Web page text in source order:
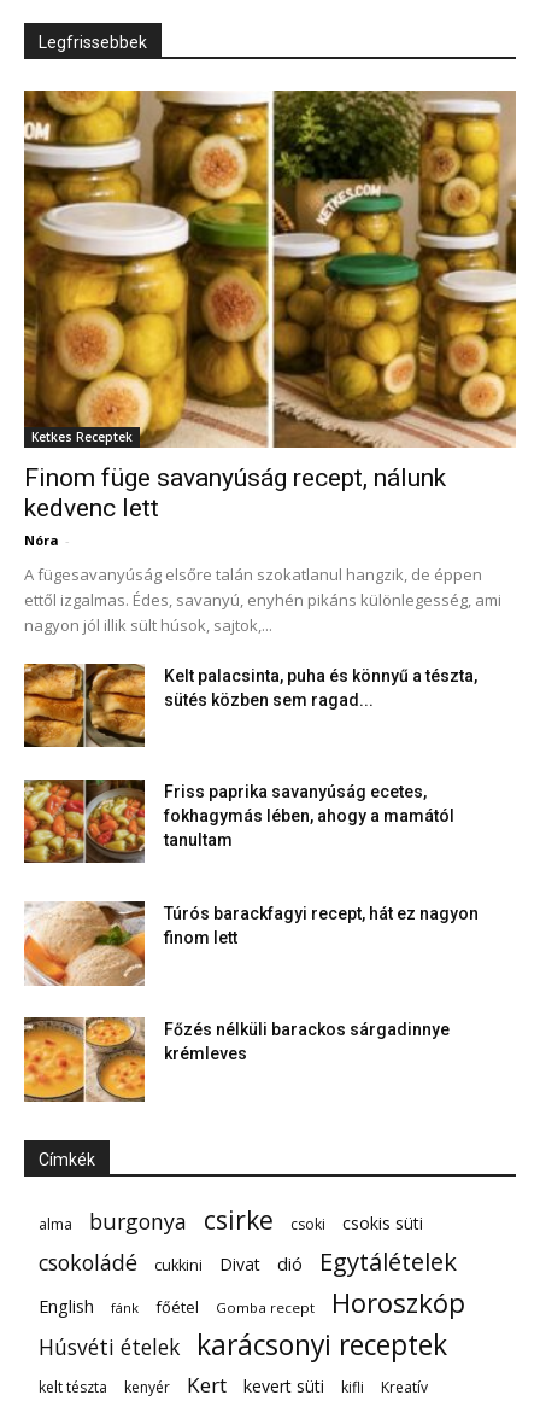
Legfrissebbek
Ketkes Receptek
Finom füge savanyúság recept, nálunk
kedvenc lett
Nóra -
A fügesavanyúság elsőre talán szokatlanul hangzik, de éppen
ettől izgalmas. Édes, savanyú, enyhén pikáns különlegesség, ami
nagyon jól illik sült húsok, sajtok,...
Kelt palacsinta, puha és könnyű a tészta,
sütés közben sem ragad...
Friss paprika savanyúság ecetes,
fokhagymás lében, ahogy a mamától
tanultam
Túrós barackfagyi recept, hát ez nagyon
finom lett
Főzés nélküli barackos sárgadinnye
krémleves
Címkék
alma burgonya csirke csoki csokis süti
csokoládé cukkini Divat dió Egytálételek
English fánk főétel Gomba recept Horoszkóp
Húsvéti ételek karácsonyi receptek
kelt tészta kenyér Kert kevert süti kifli
Kreatív